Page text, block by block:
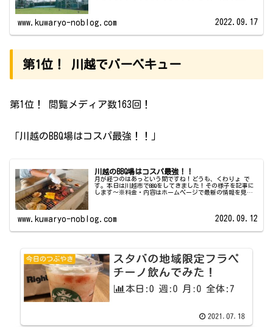
www.kuwaryo-noblog.com 2022.09.17
第1位！ 川越でバーベキュー
第1位！ 閲覧メディア数163回！
「川越のBBQ場はコスパ最強！！」
川越のBBQ場はコスパ最強！！
月が経つのはあっという間ですね！どうも、くわりょ で
す。本日は川越市でBBQをしてきました！その様子を記事に
します～※料金・内容はホームページで最新の情報を見て
www.kuwaryo-noblog.com 2020.09.12